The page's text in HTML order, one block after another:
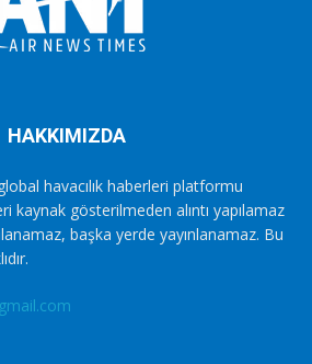
HAKKIMIZDA
havacılık haberleri platformu
kaynak gösterilmeden alıntı yapılamaz
başka yerde yayınlanamaz. Bu